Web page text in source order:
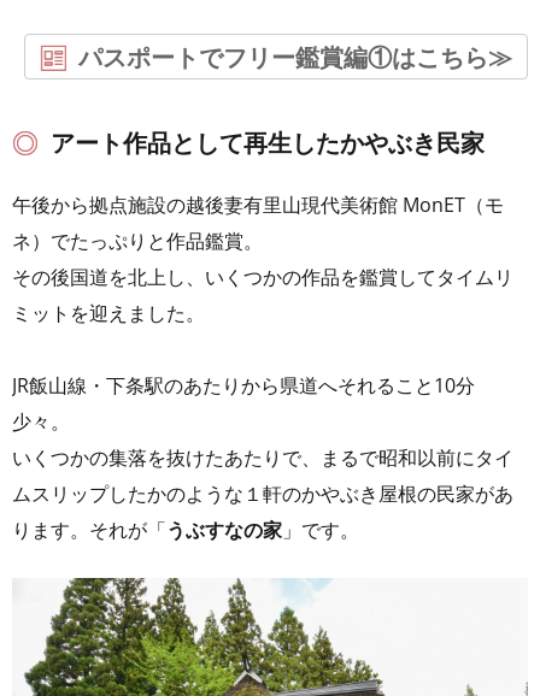
パスポートでフリー鑑賞編①はこちら≫
アート作品として再生したかやぶき民家
午後から拠点施設の越後妻有里山現代美術館 MonET（モ
ネ）でたっぷりと作品鑑賞。
その後国道を北上し、いくつかの作品を鑑賞してタイムリ
ミットを迎えました。
JR飯山線・下条駅のあたりから県道へそれること10分
少々。
いくつかの集落を抜けたあたりで、まるで昭和以前にタイ
ムスリップしたかのような１軒のかやぶき屋根の民家があ
ります。それが「うぶすなの家 」です。